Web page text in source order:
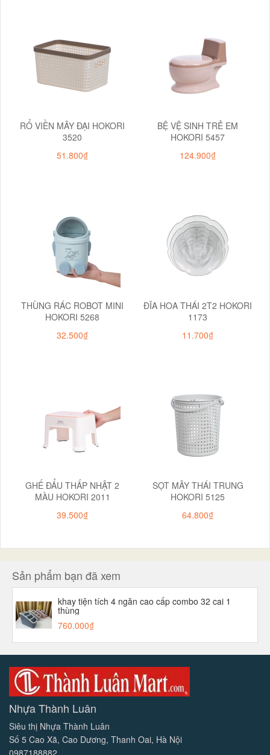
RỔ VIỀN MÂY ĐẠI HOKORI
3520
51.800₫
BỆ VỆ SINH TRẺ EM
HOKORI 5457
124.900₫
THÙNG RÁC ROBOT MINI
HOKORI 5268
32.500₫
ĐĨA HOA THÁI 2T2 HOKORI
1173
11.700₫
GHẾ ĐẨU THẤP NHẬT 2
MÀU HOKORI 2011
39.500₫
SỌT MÂY THÁI TRUNG
HOKORI 5125
64.800₫
Sản phẩm bạn đã xem
khay tiện tích 4 ngăn cao cấp combo 32 cai 1
thùng
760.000₫
Nhựa Thành Luân
Siêu thị Nhựa Thành Luân
Số 5 Cao Xã, Cao Dương, Thanh Oai, Hà Nội
0987188882